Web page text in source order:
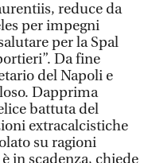
reduce da
per impegni
per la Spal
Da fine
del Napoli e
Dapprima
battuta del
extracalcistiche
su ragioni
in scadenza, chiede